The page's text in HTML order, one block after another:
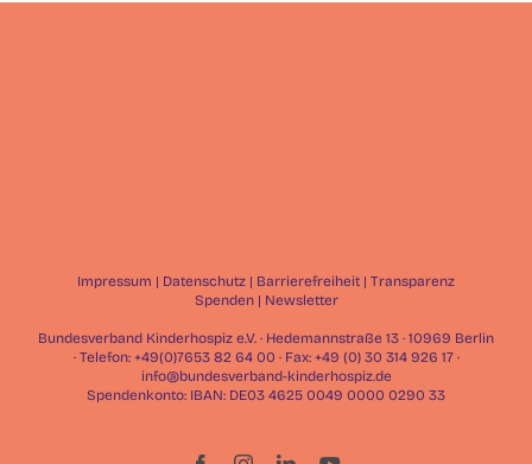
Impressum | Datenschutz | Barrierefreiheit | Transparenz
Spenden| Newsletter
Bundesverband Kinderhospiz e.V. · Hedemannstraße 13 · 10969 Berlin
· Telefon: +49(0)7653 82 64 00 · Fax: +49 (0) 30 314 926 17 ·
info@bundesverband-kinderhospiz.de
Spendenkonto: IBAN: DE03 4625 0049 0000 0290 33